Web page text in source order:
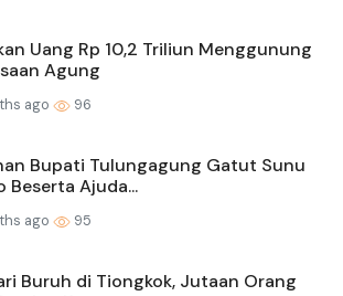
Uang Rp 10,2 Triliun Menggunung
Agung
ago 96
Bupati Tulungagung Gatut Sunu
Beserta Ajuda...
ago 95
Buruh di Tiongkok, Jutaan Orang